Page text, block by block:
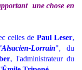
une chose en
celles dePaul Leser,
Lorrain", du
, l'administrateur du